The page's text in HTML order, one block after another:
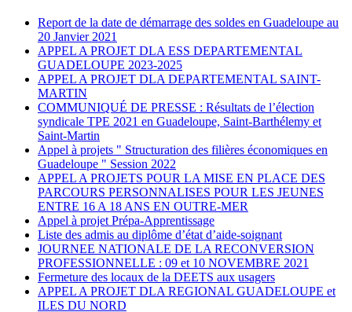
Report de la date de démarrage des soldes en Guadeloupe au
20 Janvier 2021
APPEL A PROJET DLA ESS DEPARTEMENTAL
GUADELOUPE 2023-2025
APPEL A PROJET DLA DEPARTEMENTAL SAINT-
MARTIN
COMMUNIQUÉ DE PRESSE : Résultats de l’élection
syndicale TPE 2021 en Guadeloupe, Saint-Barthélemy et
Saint-Martin
Appel à projets " Structuration des filières économiques en
Guadeloupe " Session 2022
APPEL A PROJETS POUR LA MISE EN PLACE DES
PARCOURS PERSONNALISES POUR LES JEUNES
ENTRE 16 A 18 ANS EN OUTRE-MER
Appel à projet Prépa-Apprentissage
Liste des admis au diplôme d’état d’aide-soignant
JOURNEE NATIONALE DE LA RECONVERSION
PROFESSIONNELLE : 09 et 10 NOVEMBRE 2021
Fermeture des locaux de la DEETS aux usagers
APPEL A PROJET DLA REGIONAL GUADELOUPE et
ILES DU NORD